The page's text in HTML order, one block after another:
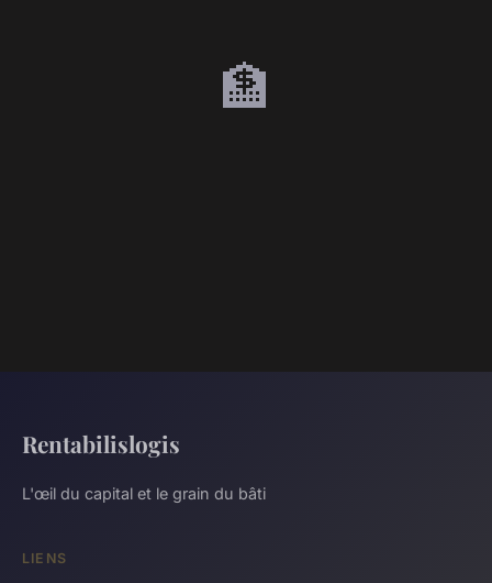
🏦
Rentabilislogis
L'œil du capital et le grain du bâti
LIENS